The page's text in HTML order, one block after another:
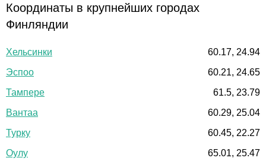
Координаты в крупнейших городах
Финляндии
Хельсинки
60.17, 24.94
Эспоо
60.21, 24.65
Тампере
61.5, 23.79
Вантаа
60.29, 25.04
Турку
60.45, 22.27
Оулу
65.01, 25.47